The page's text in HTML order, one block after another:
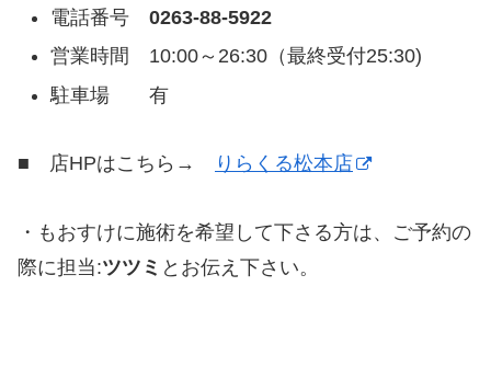
電話番号 0263-88-5922
営業時間 10:00～26:30（最終受付25:30)
駐車場 有
■ 店HPはこちら→ りらくる松本店
・もおすけに施術を希望して下さる方は、ご予約の
際に担当:ツツミ とお伝え下さい。